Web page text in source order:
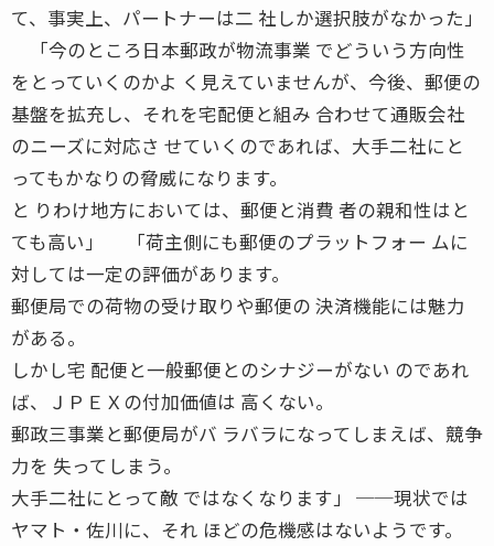
て、事実上、パートナーは二 社しか選択肢がなかった」
「今のところ日本郵政が物流事業 でどういう方向性
をとっていくのかよ く見えていませんが、今後、郵便の
基盤を拡充し、それを宅配便と組み 合わせて通販会社
のニーズに対応さ せていくのであれば、大手二社にと
ってもかなりの脅威になります。
と りわけ地方においては、郵便と消費 者の親和性はと
ても高い」 「荷主側にも郵便のプラットフォー ムに
対しては一定の評価があります。
郵便局での荷物の受け取りや郵便の 決済機能には魅力
がある。
しかし宅 配便と一般郵便とのシナジーがない のであれ
ば、ＪＰＥＸの付加価値は 高くない。
郵政三事業と郵便局がバ ラバラになってしまえば、競争
力を 失ってしまう。
大手二社にとって敵 ではなくなります」 ──現状では
ヤマト・佐川に、それ ほどの危機感はないようです。